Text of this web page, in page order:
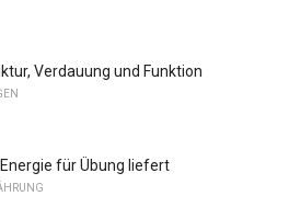
Verdauung und Funktion
für Übung liefert